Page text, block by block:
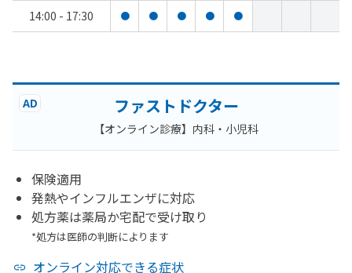
14:00 - 17:30 ● ● ● ● ●
AD ファストドクター
【オンライン診療】内科・小児科
保険適用
発熱やインフルエンザに対応
処方薬は薬局か宅配で受け取り
*処方は医師の判断によります
オンライン対応できる症状